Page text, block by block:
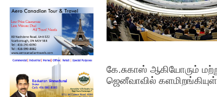
கே.சுகாஸ் ஆகியோரும்
ஜெனீவாவில்